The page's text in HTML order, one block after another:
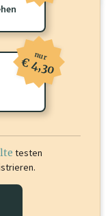
Sie dieses Profil frei
nur
€ 4,30
testen